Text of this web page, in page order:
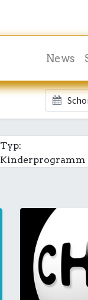
News
Typ:
Kinderprogramm